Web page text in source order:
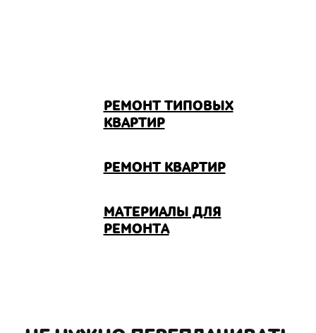
РЕМОНТ ТИПОВЫХ
КВАРТИР
РЕМОНТ КВАРТИР
МАТЕРИАЛЫ ДЛЯ
РЕМОНТА